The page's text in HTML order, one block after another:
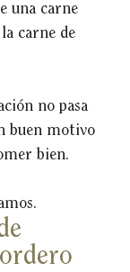
una carne
carne de
no pasa
buen motivo
bien.